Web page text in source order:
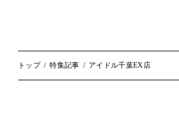
トップ 特集記事 アイドル千葉EX店